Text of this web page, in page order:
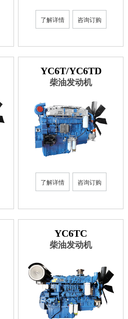
了解详情 咨询订购
YC6T/YC6TD
柴油发动机
了解详情 咨询订购
YC6TC
柴油发动机